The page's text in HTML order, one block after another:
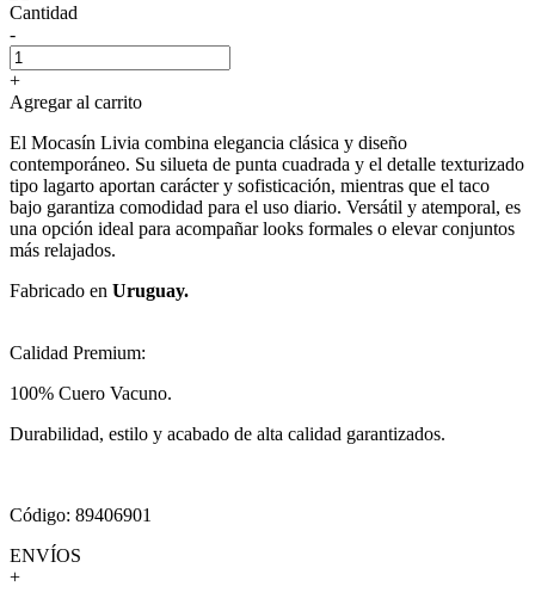
Cantidad
-
+
Agregar al carrito
El Mocasín Livia combina elegancia clásica y diseño
contemporáneo. Su silueta de punta cuadrada y el detalle texturizado
tipo lagarto aportan carácter y sofisticación, mientras que el taco
bajo garantiza comodidad para el uso diario. Versátil y atemporal, es
una opción ideal para acompañar looks formales o elevar conjuntos
más relajados.
Fabricado en Uruguay.
Calidad Premium:
100% Cuero Vacuno.
Durabilidad, estilo y acabado de alta calidad garantizados.
Código: 89406901
ENVÍOS
+